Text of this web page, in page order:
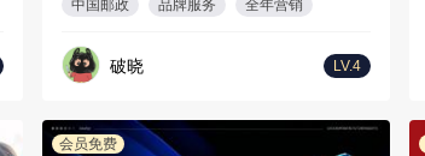
中国邮政 品牌服务 全年营销
破晓 LV.4
会员免费